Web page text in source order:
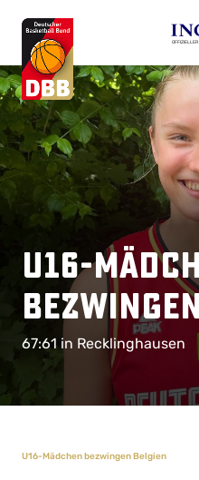
OFFIZIELLER
U16-
67:61 in Recklinghausen
U16-Mädchen bezwingen Belgien